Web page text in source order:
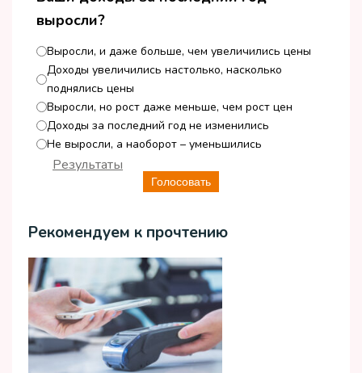
выросли?
Выросли, и даже больше, чем увеличились цены
Доходы увеличились настолько, насколько
поднялись цены
Выросли, но рост даже меньше, чем рост цен
Доходы за последний год не изменились
Не выросли, а наоборот – уменьшились
Голосовать
Результаты
Рекомендуем к прочтению